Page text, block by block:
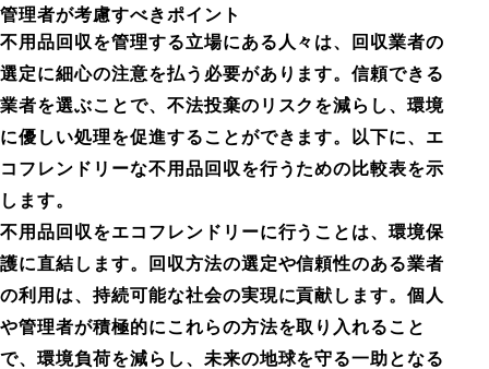
管理者が考慮すべきポイント
不用品回収を管理する立場にある人々は、回収業者の
選定に細心の注意を払う必要があります。信頼できる
業者を選ぶことで、不法投棄のリスクを減らし、環境
に優しい処理を促進することができます。以下に、エ
コフレンドリーな不用品回収を行うための比較表を示
します。
不用品回収をエコフレンドリーに行うことは、環境保
護に直結します。回収方法の選定や信頼性のある業者
の利用は、持続可能な社会の実現に貢献します。個人
や管理者が積極的にこれらの方法を取り入れること
で、環境負荷を減らし、未来の地球を守る一助となる